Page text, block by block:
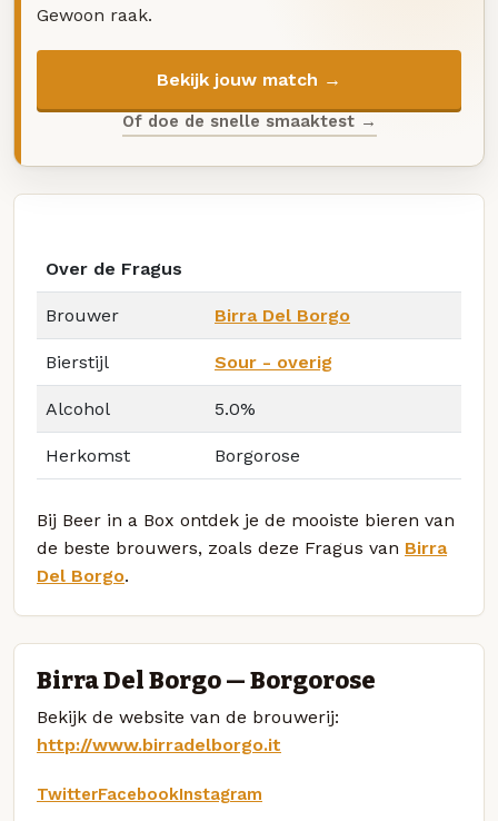
Gewoon raak.
Bekijk jouw match →
Of doe de snelle smaaktest →
Over de Fragus
Brouwer Birra Del Borgo
Bierstijl Sour - overig
Alcohol 5.0%
Herkomst Borgorose
Bij Beer in a Box ontdek je de mooiste bieren van
de beste brouwers, zoals deze Fragus van Birra
Del Borgo.
Birra Del Borgo — Borgorose
Bekijk de website van de brouwerij:
http://www.birradelborgo.it
TwitterFacebookInstagram